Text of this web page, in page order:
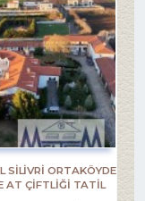
SİLİVRİ ORTAKÖYDE
AT ÇİFTLİĞİ TATİL